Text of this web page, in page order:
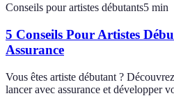
Conseils pour artistes débutants5 min
5 Conseils Pour Artistes
Assurance
Vous êtes artiste débutant ?
lancer avec assurance et développer